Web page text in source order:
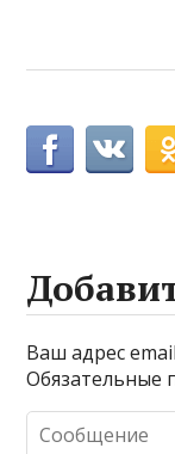
Ваш адрес
Обязательные